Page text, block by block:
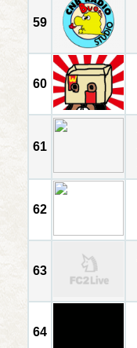
59
60
61
62
63
64